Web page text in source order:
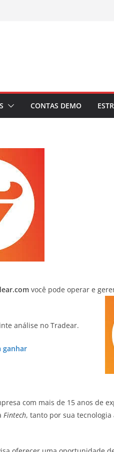
CONTAS DEMO
você pode operar e
análise no Tradear.
ganhar
com mais de 15 anos de
Fintech, tanto por sua